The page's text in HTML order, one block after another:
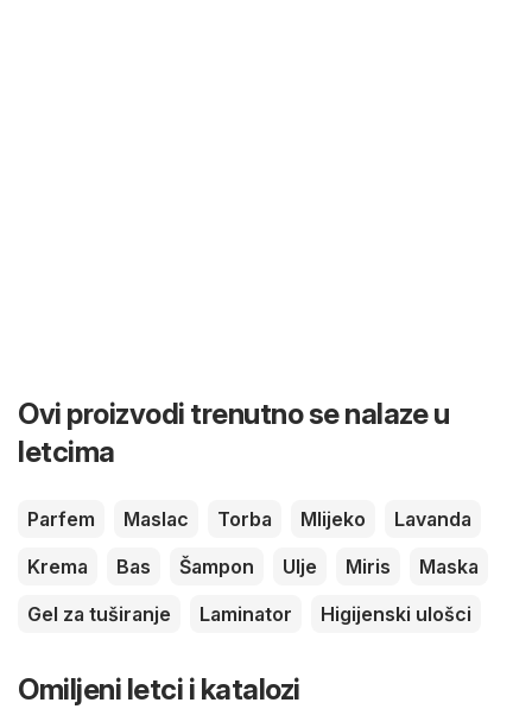
Ovi proizvodi trenutno se nalaze u
letcima
Parfem Maslac Torba Mlijeko
Lavanda
Krema
Bas Šampon Ulje Miris
Maska
Gel za tuširanje
Laminator Higijenski ulošci
Omiljeni letci i katalozi